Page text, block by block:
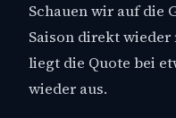
Schauen wir auf die
Saison direkt wieder
liegt die Quote bei
wieder aus.